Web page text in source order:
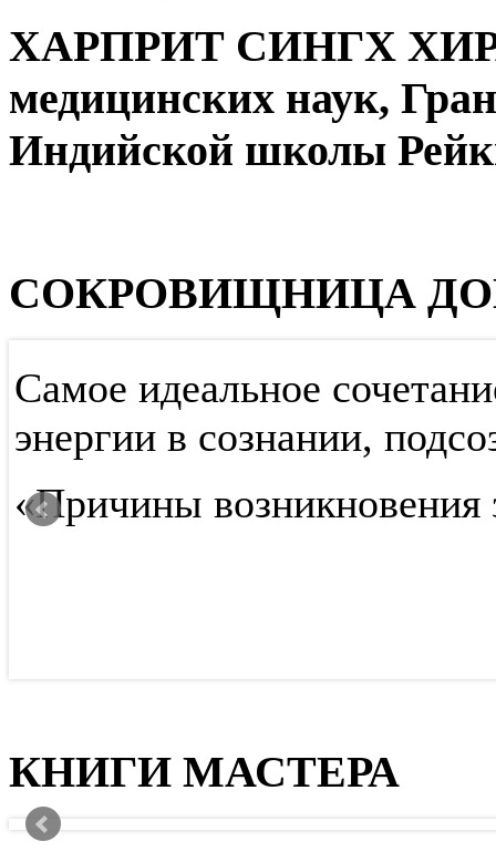
ХАРПРИТ СИНГХ
медицинских наук,
Индийской школы
СОКРОВИЩНИЦА
Самое идеальное
энергии в сознании,
«Причины возникновения
КНИГИ МАСТЕРА